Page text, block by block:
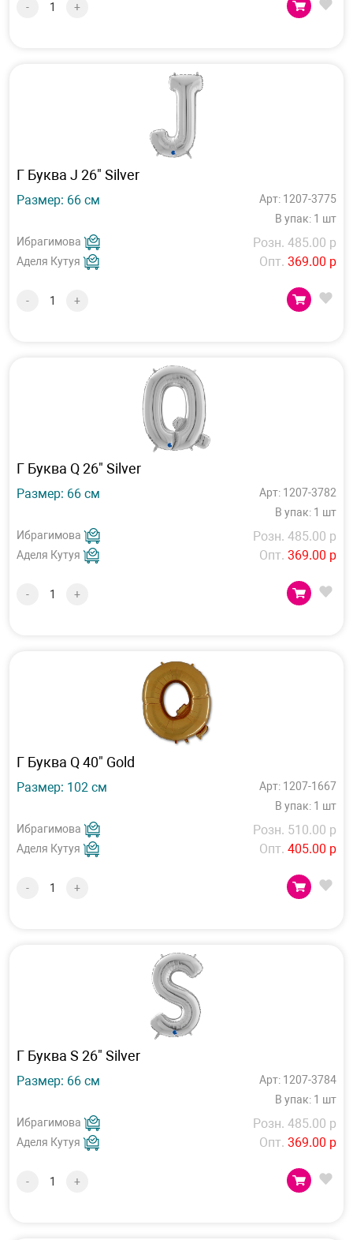
- +
Г Буква J 26" Silver
Размер: 66 см
Арт: 1207-3775
В упак: 1 шт
Ибрагимова
Аделя Кутуя
Розн. 485.00 р
Опт. 369.00 р
- +
Г Буква Q 26" Silver
Размер: 66 см
Арт: 1207-3782
В упак: 1 шт
Ибрагимова
Аделя Кутуя
Розн. 485.00 р
Опт. 369.00 р
- +
Г Буква Q 40" Gold
Размер: 102 см
Арт: 1207-1667
В упак: 1 шт
Ибрагимова
Аделя Кутуя
Розн. 510.00 р
Опт. 405.00 р
- +
Г Буква S 26" Silver
Размер: 66 см
Арт: 1207-3784
В упак: 1 шт
Ибрагимова
Аделя Кутуя
Розн. 485.00 р
Опт. 369.00 р
- +